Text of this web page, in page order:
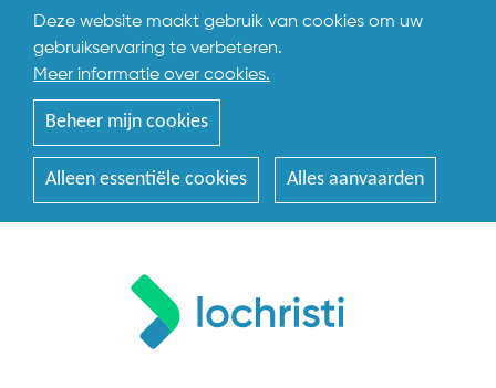
Deze website maakt gebruik van cookies om uw
gebruikservaring te verbeteren.
Meer informatie over cookies.
Beheer mijn cookies
Alleen essentiële cookies Alles aanvaarden